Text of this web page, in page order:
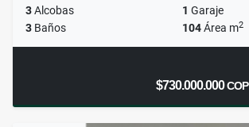
3Alcobas 1 Garaje
3 Baños 104Área m2
$730.000.000COP